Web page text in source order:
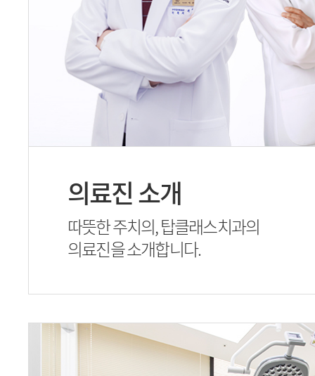
의료진 소개
따뜻한 주치의, 탑클래스치과의
의료진을 소개합니다.